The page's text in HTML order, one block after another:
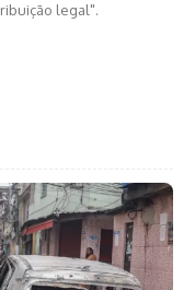
legal".